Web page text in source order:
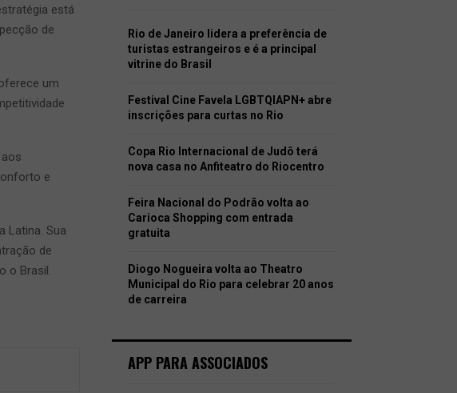
está
de
um
e
Latina. Sua
de
o Brasil.
Rio de Janeiro lidera a preferência de
turistas estrangeiros e é a principal
vitrine do Brasil
Festival Cine Favela LGBTQIAPN+ abre
inscrições para curtas no Rio
Copa Rio Internacional de Judô terá
nova casa no Anfiteatro do Riocentro
Feira Nacional do Podrão volta ao
Carioca Shopping com entrada
gratuita
Diogo Nogueira volta ao Theatro
Municipal do Rio para celebrar 20 anos
de carreira
APP PARA ASSOCIADOS